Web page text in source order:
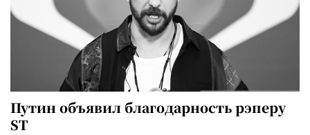
Путин объявил благодарность рэперу
ST